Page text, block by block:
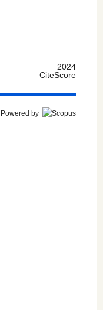
2024
CiteScore
Powered by